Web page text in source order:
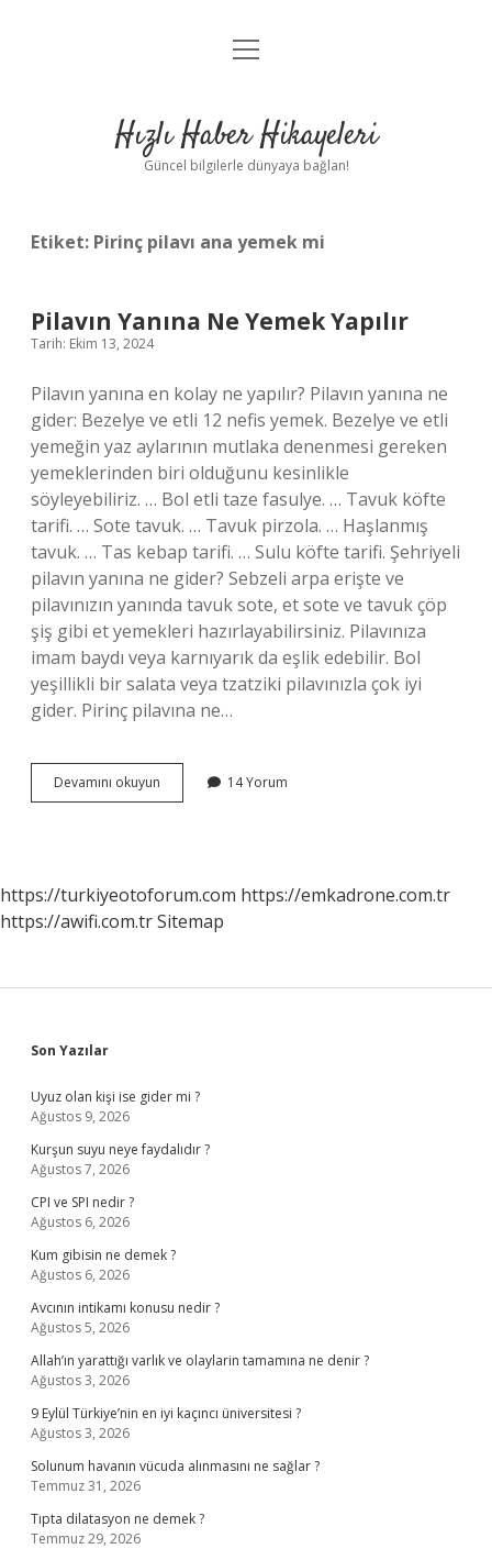
Anasayfa
Yasal Uyarı
menüyü
Hızlı Haber Hikayeleri
Güncel bilgilerle dünyaya bağlan!
Etiket: Pirinç pilavı ana yemek mi
Pilavın Yanına Ne Yemek Yapılır
Tarih: Ekim 13, 2024
Pilavın yanına en kolay ne yapılır? Pilavın yanına ne
gider: Bezelye ve etli 12 nefis yemek. Bezelye ve etli
yemeğin yaz aylarının mutlaka denenmesi gereken
yemeklerinden biri olduğunu kesinlikle
söyleyebiliriz. … Bol etli taze fasulye. … Tavuk köfte
tarifi. … Sote tavuk. … Tavuk pirzola. … Haşlanmış
tavuk. … Tas kebap tarifi. … Sulu köfte tarifi. Şehriyeli
pilavın yanına ne gider? Sebzeli arpa erişte ve
pilavınızın yanında tavuk sote, et sote ve tavuk çöp
şiş gibi et yemekleri hazırlayabilirsiniz. Pilavınıza
imam baydı veya karnıyarık da eşlik edebilir. Bol
yeşillikli bir salata veya tzatziki pilavınızla çok iyi
gider. Pirinç pilavına ne…
Devamını okuyun
Yanına
14 Yorum
https://turkiyeotoforum.com https://emkadrone.com.tr
https://awifi.com.trSitemap
Sidebar
Son Yazılar
Uyuz olan kişi ise gider mi ?
Ağustos 9, 2026
Kurşun suyu neye faydalıdır ?
Ağustos 7, 2026
CPI ve SPI nedir ?
Ağustos 6, 2026
Kum gibisin ne demek ?
Ağustos 6, 2026
Avcının intikamı konusu nedir ?
Ağustos 5, 2026
Allah’ın yarattığı varlık ve olaylarin tamamına ne denir ?
Ağustos 3, 2026
9 Eylül Türkiye’nin en iyi kaçıncı üniversitesi ?
Ağustos 3, 2026
Solunum havanın vücuda alınmasını ne sağlar ?
Temmuz 31, 2026
Tıpta dilatasyon ne demek ?
Temmuz 29, 2026